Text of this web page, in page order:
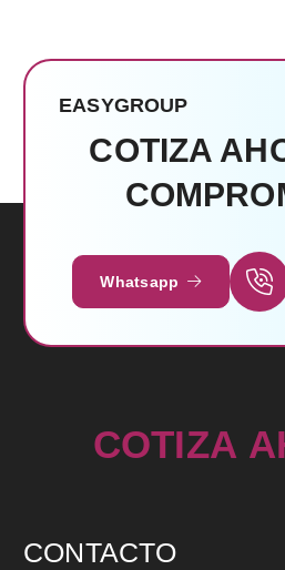
Leer Más
EASYGROUP
COTIZA
Whatsapp
COTIZA A
CONTACTO